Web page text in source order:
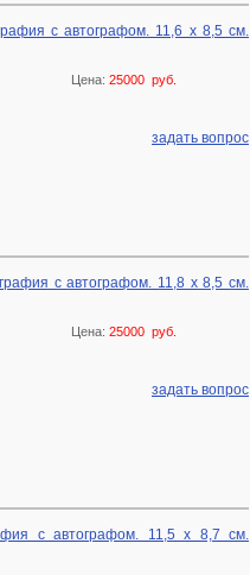
с автографом. 11,6 х 8,5 см.
Цена: 25000 руб.
задать вопрос
с автографом. 11,8 х 8,5 см.
Цена: 25000 руб.
задать вопрос
с автографом. 11,5 х 8,7 см.